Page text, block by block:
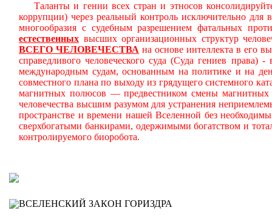
Таланты и гении всех стран и этносов
коррупции) через реальный контроль исключительно
многообразия с судебным разрешением фатальных
естественных высших организационных структур
ВСЕГО ЧЕЛОВЕЧЕСТВА на основе интеллекта в его
справедливого человеческого суда (Суда гениев
международным судам, основанным на политике и на
совместного плана по выходу из грядущего системного
магнитных полюсов — предвестником смены магнитных
человечества высшим разумом для устранения
пространстве и времени нашей Вселенной без
сверхбогатыми банкирами, одержимыми богатством и
контролируемого биоробота.
ВСЕЛЕНСКИЙ ЗАКОН ГОРИЗДРА